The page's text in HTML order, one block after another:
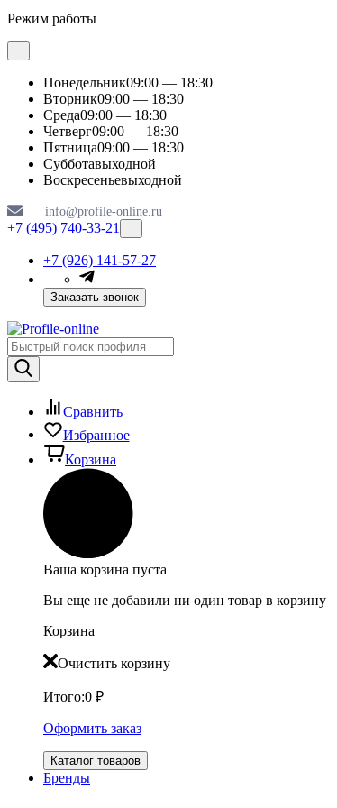
Режим работы
Понедельник09:00 — 18:30
Вторник09:00 — 18:30
Среда09:00 — 18:30
Четверг09:00 — 18:30
Пятница09:00 — 18:30
Субботавыходной
Воскресеньевыходной
info@profile-online.ru
+7 (495) 740-33-21
+7 (926) 141-57-27
Заказать звонок
Сравнить
Избранное
Корзина
Ваша корзина пуста
Вы еще не добавили ни один товар в корзину
Корзина
Очистить корзину
Итого:0 ₽
Оформить заказ
Каталог товаров
Бренды